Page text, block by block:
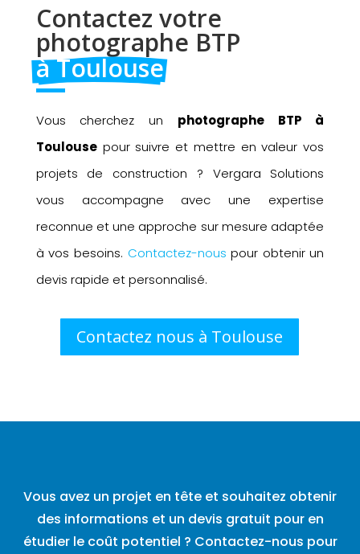
Contactez votre
photographe BTP
à Toulouse
Vous cherchez un photographe BTP à
Toulousepour suivre et mettre en valeur vos
projets de construction ? Vergara Solutions
vous accompagne avec une expertise
reconnue et une approche sur mesure adaptée
à vos besoins. Contactez-nous pour obtenir un
devis rapide et personnalisé.
Contactez nous à Toulouse
Vous avez un projet en tête et souhaitez obtenir
des informations et un devis gratuit pour en
étudier le coût potentiel ? Contactez-nous pour